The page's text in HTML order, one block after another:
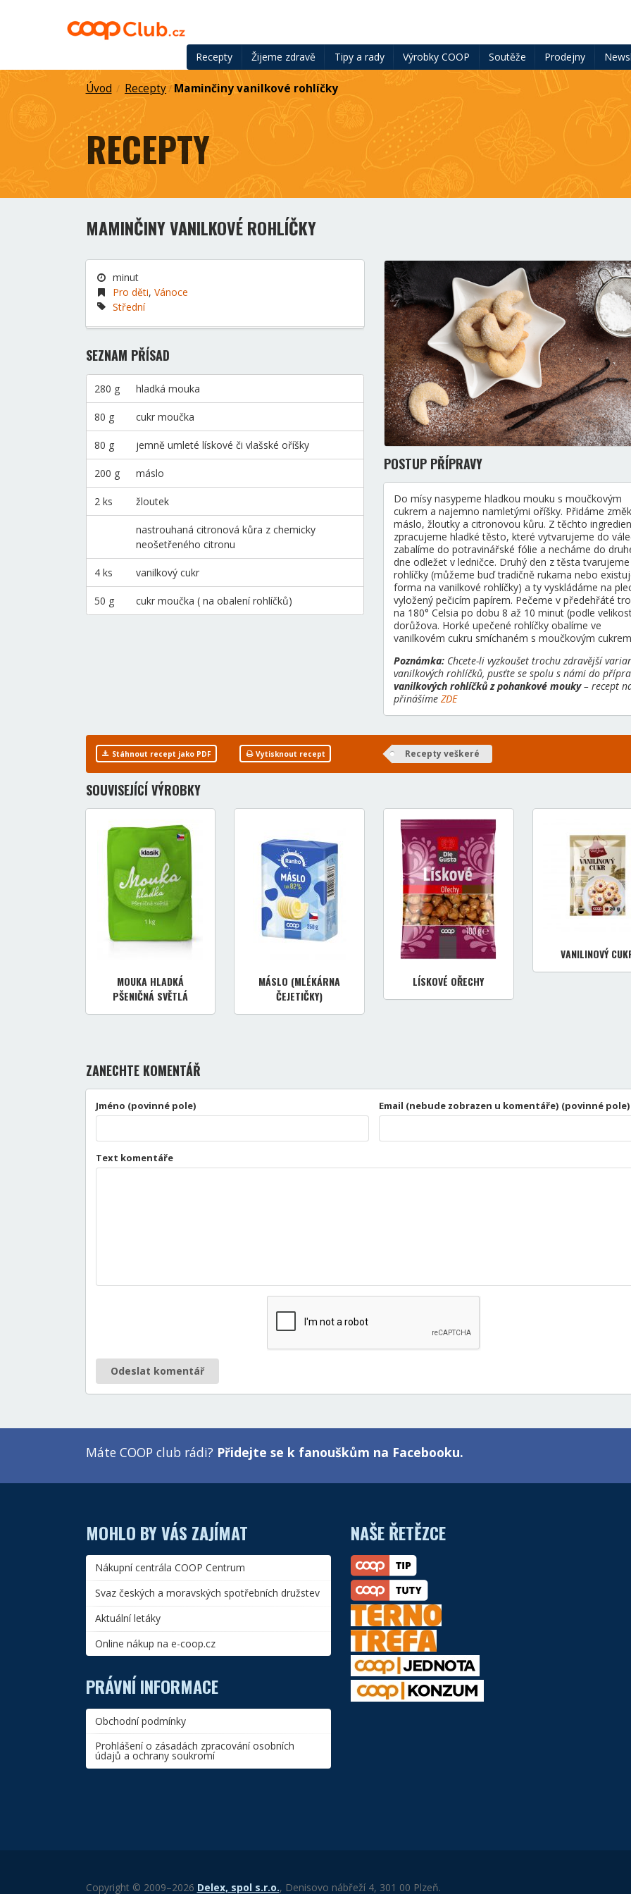
Recepty Žijeme zdravě Tipy a rady Výrobky COOP Soutěže Prodejny
Úvod / Recepty/ Maminčiny vanilkové rohlíčky
RECEPTY
MAMINČINY VANILKOVÉ ROHLÍČKY
minut
Pro děti,Vánoce
Střední
SEZNAM PŘÍSAD
280 g hladká mouka
80 g cukr moučka
80 g jemně umleté lískové či vlašské oříšky
200 g máslo
2 ks žloutek
nastrouhaná citronová kůra z chemicky
neošetřeného citronu
4 ks vanilkový cukr
50 g cukr moučka ( na obalení rohlíčků)
POSTUP PŘÍPRAVY
Do mísy nasypeme hladkou mouku s moučkovým
cukrem a najemno namletými oříšky. Přidáme
máslo, žloutky a citronovou kůru. Z těchto
zpracujeme hladké těsto, které vytvarujeme do
zabalíme do potravinářské fólie a necháme do
dne odležet v ledničce. Druhý den z těsta tvarujeme
rohlíčky (můžeme buď tradičně rukama nebo
forma na vanilkové rohlíčky) a ty vyskládáme na
vyložený pečicím papírem. Pečeme v předehřáté
na 180° Celsia po dobu 8 až 10 minut (podle
dorůžova. Horké upečené rohlíčky obalíme ve
vanilkovém cukru smíchaném s moučkovým
Poznámka:Chcete-li vyzkoušet trochu zdravější
vanilkových rohlíčků, pusťte se spolu s námi do
vanilkových rohlíčků z pohankové mouky– recept
přinášíme ZDE
Stáhnout recept jako PDF Vytisknout recept Recepty veškeré
SOUVISEJÍCÍ VÝROBKY
MOUKA HLADKÁ
PŠENIČNÁ SVĚTLÁ
MÁSLO (MLÉKÁRNA
ČEJETIČKY)
LÍSKOVÉ OŘECHY
VANILINOVÝ
ZANECHTE KOMENTÁŘ
Jméno (povinné pole) Email (nebude zobrazen u komentáře) (povinné pole)
Text komentáře
Odeslat komentář
Máte COOP club rádi? Přidejte se k fanouškům na Facebooku.
MOHLO BY VÁS ZAJÍMAT
Nákupní centrála COOP Centrum
Svaz českých a moravských spotřebních družstev
Aktuální letáky
Online nákup na e-coop.cz
PRÁVNÍ INFORMACE
Obchodní podmínky
Prohlášení o zásadách zpracování osobních
údajů a ochrany soukromí
NAŠE ŘETĚZCE
Copyright © 2009–2026 Delex, spol s.r.o., Denisovo nábřeží 4, 301 00 Plzeň.